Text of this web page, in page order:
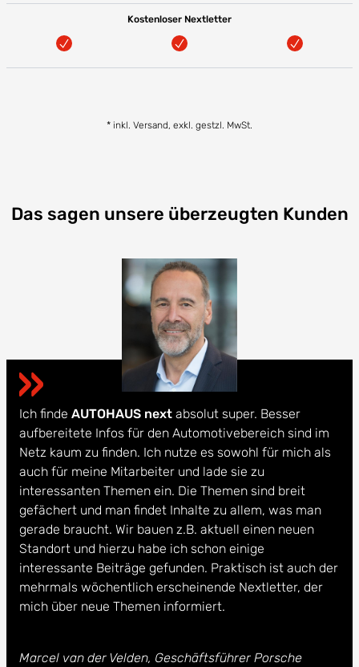
Kostenloser Nextletter
* inkl. Versand, exkl. gestzl. MwSt.
Das sagen unsere überzeugten Kunden
Ich finde AUTOHAUS next absolut super. Besser
aufbereitete Infos für den Automotivebereich sind im
Netz kaum zu finden. Ich nutze es sowohl für mich als
auch für meine Mitarbeiter und lade sie zu
interessanten Themen ein. Die Themen sind breit
gefächert und man findet Inhalte zu allem, was man
gerade braucht. Wir bauen z.B. aktuell einen neuen
Standort und hierzu habe ich schon einige
interessante Beiträge gefunden. Praktisch ist auch der
mehrmals wöchentlich erscheinende Nextletter, der
mich über neue Themen informiert.
Marcel van der Velden, Geschäftsführer Porsche